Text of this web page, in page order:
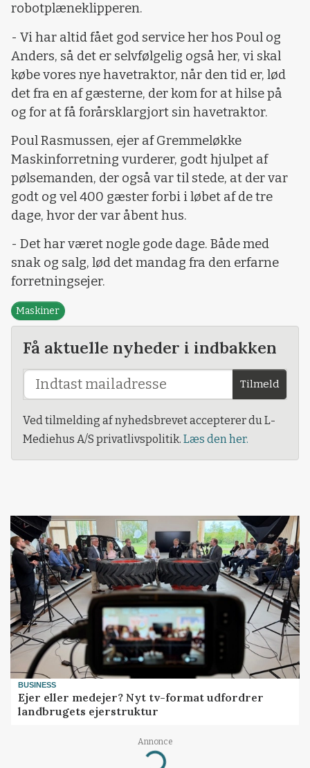
robotplæneklipperen.
- Vi har altid fået god service her hos Poul og
Anders, så det er selvfølgelig også her, vi skal
købe vores nye havetraktor, når den tid er, lød
det fra en af gæsterne, der kom for at hilse på
og for at få forårsklargjort sin havetraktor.
Poul Rasmussen, ejer af Gremmeløkke
Maskinforretning vurderer, godt hjulpet af
pølsemanden, der også var til stede, at der var
godt og vel 400 gæster forbi i løbet af de tre
dage, hvor der var åbent hus.
- Det har været nogle gode dage. Både med
snak og salg, lød det mandag fra den erfarne
forretningsejer.
Maskiner
Få aktuelle nyheder i indbakken
Tilmeld
Ved tilmelding af nyhedsbrevet accepterer du L-
Mediehus A/S privatlivspolitik. Læs den her.
BUSINESS
Ejer eller medejer? Nyt tv-format udfordrer
landbrugets ejerstruktur
Annonce